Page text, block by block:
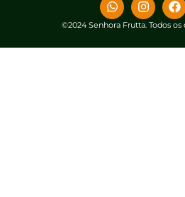
©2024 Senhora Frutta. Todos os